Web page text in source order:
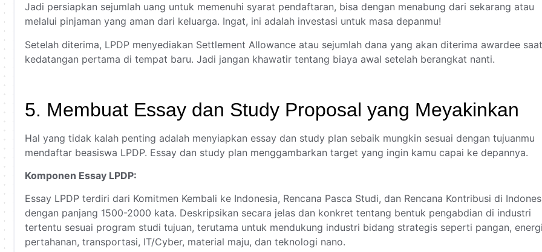
Jadi persiapkan sejumlah uang untuk memenuhi syarat pendaftaran, bisa dengan menabung dari sekarang atau
melalui pinjaman yang aman dari keluarga. Ingat, ini adalah investasi untuk masa depanmu!
Setelah diterima, LPDP menyediakan Settlement Allowance atau sejumlah dana yang akan diterima awardee saat
kedatangan pertama di tempat baru. Jadi jangan khawatir tentang biaya awal setelah berangkat nanti.
5. Membuat Essay dan Study Proposal yang Meyakinkan
Hal yang tidak kalah penting adalah menyiapkan essay dan study plan sebaik mungkin sesuai dengan tujuanmu
mendaftar beasiswa LPDP. Essay dan study plan menggambarkan target yang ingin kamu capai ke depannya.
Komponen Essay LPDP:
Essay LPDP terdiri dari Komitmen Kembali ke Indonesia, Rencana Pasca Studi, dan Rencana Kontribusi di
dengan panjang 1500-2000 kata. Deskripsikan secara jelas dan konkret tentang bentuk pengabdian di industri
tertentu sesuai program studi tujuan, terutama untuk mendukung industri bidang strategis seperti pangan,
pertahanan, transportasi, IT/Cyber, material maju, dan teknologi nano.